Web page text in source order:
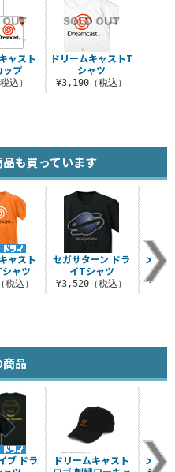
ャスト
ップ
込）
ドリームキャストT
シャツ
¥3,190（税込）
も買っています
ャスト
ャツ
込）
セガサターン ドラ
イTシャツ
¥3,520（税込）
メガ
イ
品
ブ ドラ
ドリームキャスト
メガ